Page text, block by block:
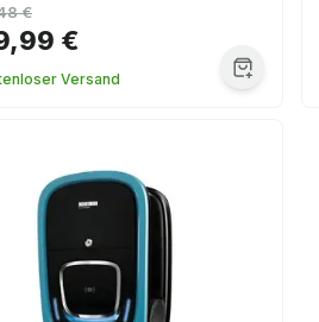
€
€
Versand